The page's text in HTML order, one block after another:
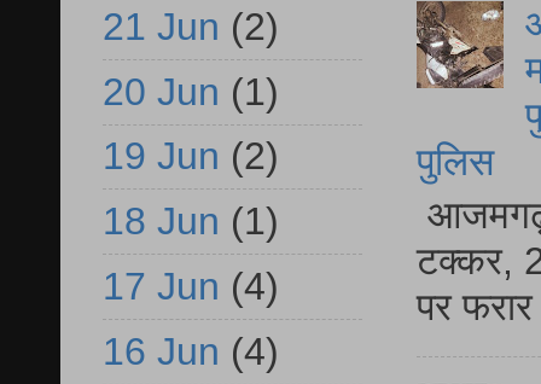
पुलिस
आजमगढ़
टक्कर,
पर
21 Jun (2)
20 Jun (1)
19 Jun (2)
18 Jun (1)
17 Jun (4)
16 Jun (4)